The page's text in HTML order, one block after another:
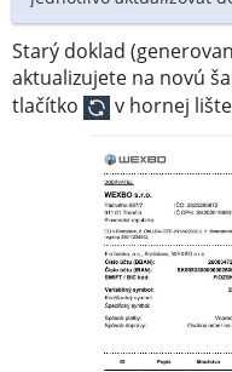
Starý doklad
aktualizujete na novú
tlačítko
v hornej